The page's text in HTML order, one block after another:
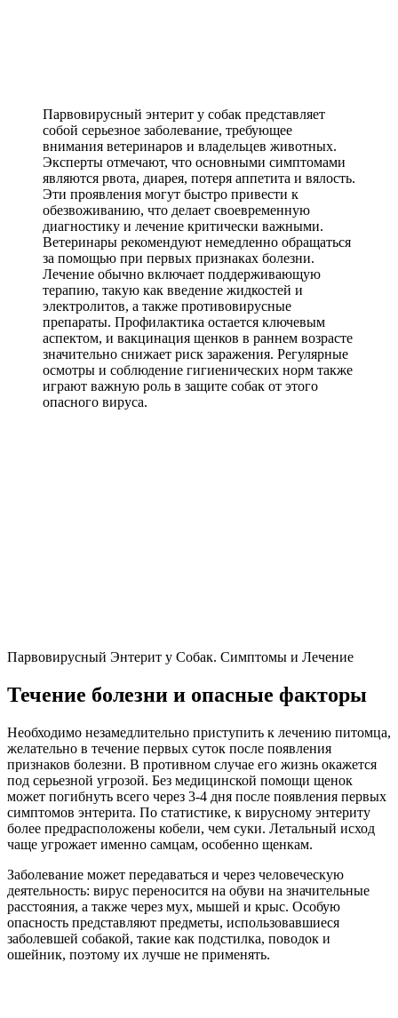
Парвовирусный энтерит у собак представляет
собой серьезное заболевание, требующее
внимания ветеринаров и владельцев животных.
Эксперты отмечают, что основными симптомами
являются рвота, диарея, потеря аппетита и вялость.
Эти проявления могут быстро привести к
обезвоживанию, что делает своевременную
диагностику и лечение критически важными.
Ветеринары рекомендуют немедленно обращаться
за помощью при первых признаках болезни.
Лечение обычно включает поддерживающую
терапию, такую как введение жидкостей и
электролитов, а также противовирусные
препараты. Профилактика остается ключевым
аспектом, и вакцинация щенков в раннем возрасте
значительно снижает риск заражения. Регулярные
осмотры и соблюдение гигиенических норм также
играют важную роль в защите собак от этого
опасного вируса.
Парвовирусный Энтерит у Собак. Симптомы и Лечение
Течение болезни и опасные факторы
Необходимо незамедлительно приступить к лечению питомца,
желательно в течение первых суток после появления
признаков болезни. В противном случае его жизнь окажется
под серьезной угрозой. Без медицинской помощи щенок
может погибнуть всего через 3-4 дня после появления первых
симптомов энтерита. По статистике, к вирусному энтериту
более предрасположены кобели, чем суки. Летальный исход
чаще угрожает именно самцам, особенно щенкам.
Заболевание может передаваться и через человеческую
деятельность: вирус переносится на обуви на значительные
расстояния, а также через мух, мышей и крыс. Особую
опасность представляют предметы, использовавшиеся
заболевшей собакой, такие как подстилка, поводок и
ошейник, поэтому их лучше не применять.